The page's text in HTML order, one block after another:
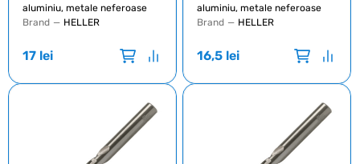
aluminiu, metale neferoase
Brand — HELLER
17 lei
aluminiu, metale neferoase
Brand — HELLER
16,5 lei